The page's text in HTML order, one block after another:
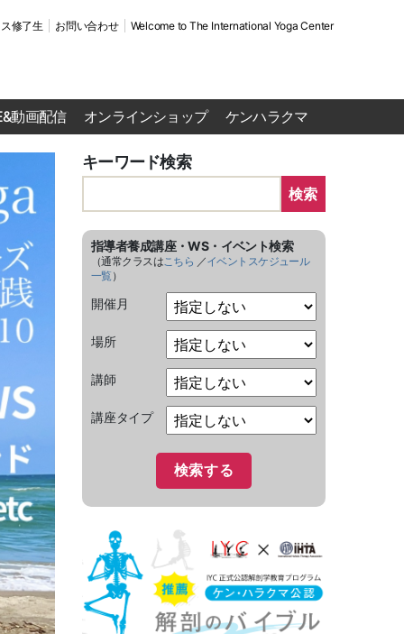
修了生 お問い合わせ Welcome to The International Yoga Center
動画配信 オンラインショップ ケンハラクマ
キーワード検索
検索
指導者養成講座・WS・イベント検索
（通常クラスはこちら ／イベントスケジュール
一覧）
開催月
場所
講師
講座タイプ